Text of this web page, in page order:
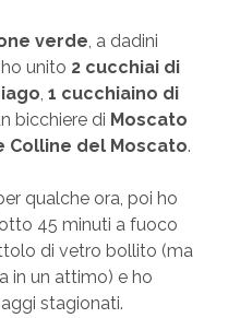
verde, a dadini
unito 2 cucchiai di
, 1 cucchiaino di
bicchiere di Moscato
Colline del Moscato.
qualche ora, poi ho
45 minuti a fuoco
di vetro bollito (ma
in un attimo) e ho
stagionati.